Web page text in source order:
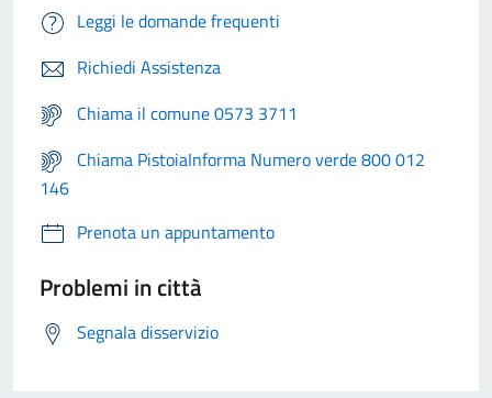
Leggi le domande frequenti
Richiedi Assistenza
Chiama il comune 0573 3711
Chiama PistoiaInforma Numero verde 800 012
146
Prenota un appuntamento
Problemi in città
Segnala disservizio